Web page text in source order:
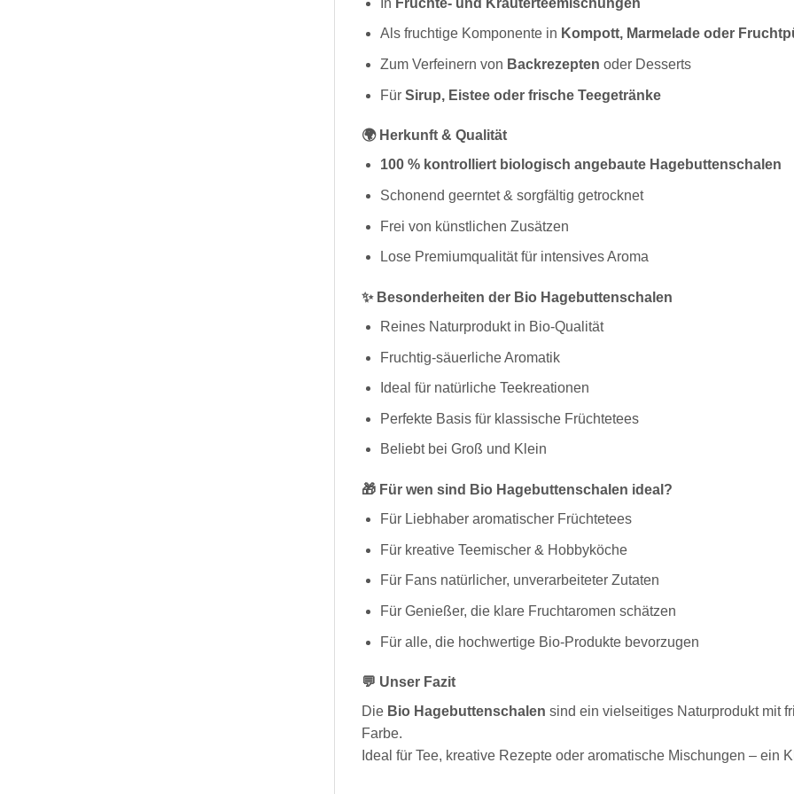
Als fruchtige Komponente in Kompott, Marmelade oder
Zum Verfeinern von Backrezepten oder Desserts
Für Sirup, Eistee oder frische Teegetränke
🌍 Herkunft & Qualität
100 % kontrolliert biologisch angebaute Hagebuttenschalen
Schonend geerntet & sorgfältig getrocknet
Frei von künstlichen Zusätzen
Lose Premiumqualität für intensives Aroma
✨ Besonderheiten der Bio Hagebuttenschalen
Reines Naturprodukt in Bio-Qualität
Fruchtig-säuerliche Aromatik
Ideal für natürliche Teekreationen
Perfekte Basis für klassische Früchtetees
Beliebt bei Groß und Klein
🎁 Für wen sind Bio Hagebuttenschalen ideal?
Für Liebhaber aromatischer Früchtetees
Für kreative Teemischer & Hobbyköche
Für Fans natürlicher, unverarbeiteter Zutaten
Für Genießer, die klare Fruchtaromen schätzen
Für alle, die hochwertige Bio-Produkte bevorzugen
💬 Unser Fazit
Die Bio Hagebuttenschalen sind ein vielseitiges Naturprodukt mit
Farbe.
Ideal für Tee, kreative Rezepte oder aromatische Mischungen – ein